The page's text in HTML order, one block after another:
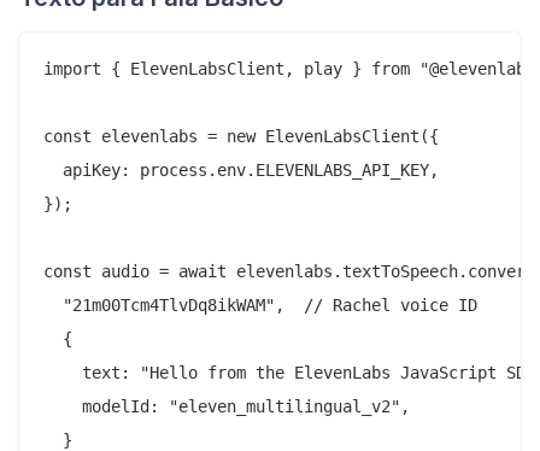
import { ElevenLabsClient, play } from
const elevenlabs = new ElevenLabsClient({
  apiKey: process.env.ELEVENLABS_API_KEY,
});
const audio = await
  "21m00Tcm4TlvDq8ikWAM",  // Rachel voice ID
  {
text: "Hello from the ElevenLabs JavaScript
    modelId: "eleven_multilingual_v2",
  }